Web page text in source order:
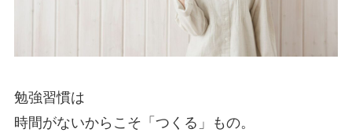
勉強習慣は
時間がないからこそ「つくる」もの。